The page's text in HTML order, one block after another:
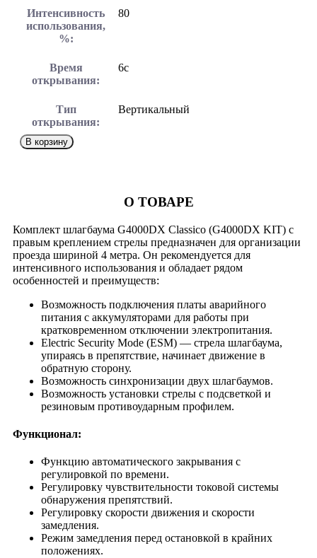
Интенсивность
использования,
%:
80
Время
открывания:
6с
Тип
открывания:
Вертикальный
В корзину
О ТОВАРЕ
Комплект шлагбаума G4000DX Classico (G4000DX KIT) с
правым креплением стрелы предназначен для организации
проезда шириной 4 метра. Он рекомендуется для
интенсивного использования и обладает рядом
особенностей и преимуществ:
Возможность подключения платы аварийного
питания с аккумуляторами для работы при
кратковременном отключении электропитания.
Electric Security Mode (ESM) — стрела шлагбаума,
упираясь в препятствие, начинает движение в
обратную сторону.
Возможность синхронизации двух шлагбаумов.
Возможность установки стрелы с подсветкой и
резиновым противоударным профилем.
Функционал:
Функцию автоматического закрывания с
регулировкой по времени.
Регулировку чувствительности токовой системы
обнаружения препятствий.
Регулировку скорости движения и скорости
замедления.
Режим замедления перед остановкой в крайних
положениях.